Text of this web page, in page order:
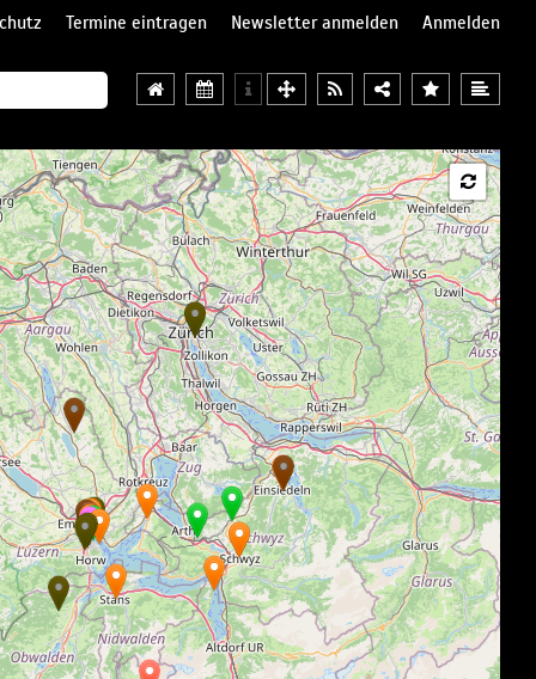
Termine eintragen Newsletter anmelden Anmelden